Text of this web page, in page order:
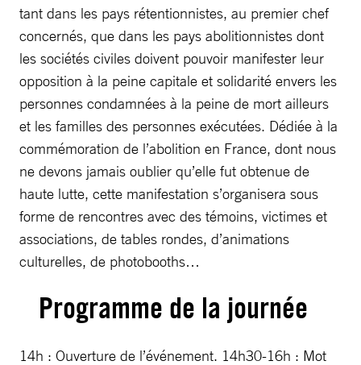
tant dans les pays rétentionnistes, au premier chef
concernés, que dans les pays abolitionnistes dont
les sociétés civiles doivent pouvoir manifester leur
opposition à la peine capitale et solidarité envers les
personnes condamnées à la peine de mort ailleurs
et les familles des personnes exécutées. Dédiée à la
commémoration de l’abolition en France, dont nous
ne devons jamais oublier qu’elle fut obtenue de
haute lutte, cette manifestation s’organisera sous
forme de rencontres avec des témoins, victimes et
associations, de tables rondes, d’animations
culturelles, de photobooths…
Programme de la journée
14h : Ouverture de l’événement. 14h30-16h : Mot